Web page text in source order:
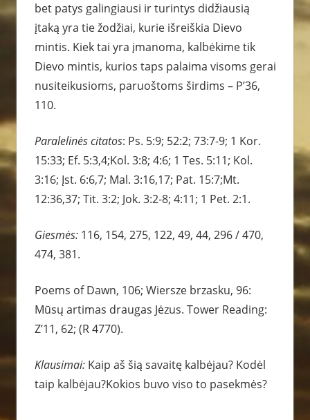
bet patys galingiausi ir turintys didžiausią
įtaką yra tie žodžiai, kurie išreiškia Dievo
mintis. Kiek tai yra įmanoma, kalbėkime tik
Dievo mintis, kurios taps palaima visoms gerai
nusiteikusioms, paruoštoms širdims – P’36,
110.
Paralelinės citatos: Ps. 5:9; 52:2; 73:7-9; 1 Kor.
15:33; Ef. 5:3,4;Kol. 3:8; 4:6; 1 Tes. 5:11; Kol.
3:16; Įst. 6:6,7; Mal. 3:16,17; Pat. 15:7;Mt.
12:36,37; Tit. 3:2; Jok. 3:2-8; 4:11; 1 Pet. 2:1.
Giesmės: 116, 154, 275, 122, 49, 44, 296 / 470,
474, 381.
Poems of Dawn, 106; Wiersze brzasku, 96:
Mūsų artimas draugas Jėzus. Tower Reading:
Z’11, 62; (R 4770).
Klausimai: Kaip aš šią savaitę kalbėjau? Kodėl
taip kalbėjau?Kokios buvo viso to pasekmės?